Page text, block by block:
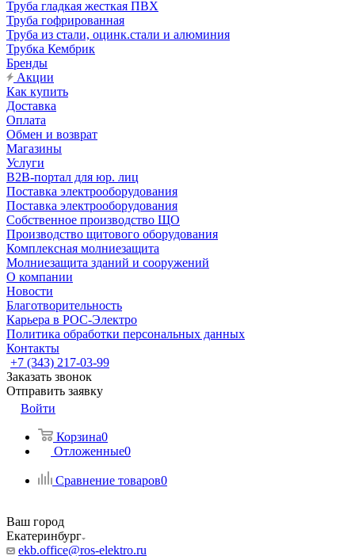
Труба гладкая жесткая ПВХ
Труба гофрированная
Труба из стали, оцинк.стали и алюминия
Трубка Кембрик
Бренды
Акции
Как купить
Доставка
Оплата
Обмен и возврат
Магазины
Услуги
B2B-портал для юр. лиц
Поставка электрооборудования
Поставка электрооборудования
Собственное производство ЩО
Производство щитового оборудования
Комплексная молниезащита
Молниезащита зданий и сооружений
О компании
Новости
Благотворительность
Карьера в РОС-Электро
Политика обработки персональных данных
Контакты
+7 (343) 217-03-99
Заказать звонок
Отправить заявку
Войти
Корзина0
Отложенные0
Сравнение товаров0
Ваш город
Екатеринбург
ekb.office@ros-elektro.ru